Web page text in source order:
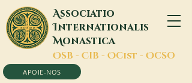
Associatio
Internationalis
Monastica
OSB - CIB - OCist - OCSO
APOIE-NOS